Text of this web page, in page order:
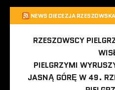
NEWS DIECEZJA RZESZOWSKA
RZESZOWSCY
PIELGRZYMI
JASNĄ GÓRĘ W 49.